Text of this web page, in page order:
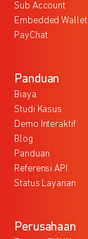
Sub Account
Embedded Wallet
PayChat
Panduan
Biaya
Studi Kasus
Demo Interaktif
Blog
Panduan
Referensi API
Status Layanan
Perusahaan